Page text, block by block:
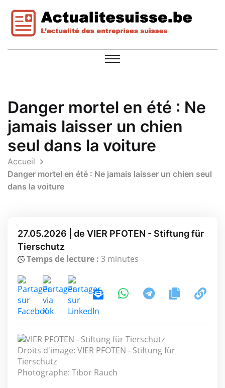
Danger mortel en été : Ne
jamais laisser un chien
seul dans la voiture
Accueil
Danger mortel en été : Ne jamais laisser un chien seul
dans la voiture
27.05.2026 | de VIER PFOTEN - Stiftung für
Tierschutz
Temps de lecture : 3 minutes
Droits d'image: VIER PFOTEN - Stiftung für
Tierschutz
Photographe: Tibor Rauch